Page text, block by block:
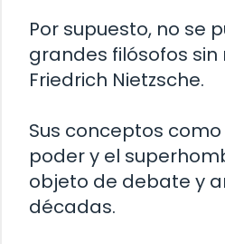
Por supuesto, no se
grandes filósofos
Friedrich Nietzsche.
Sus conceptos
poder y el
objeto de debate y
décadas.